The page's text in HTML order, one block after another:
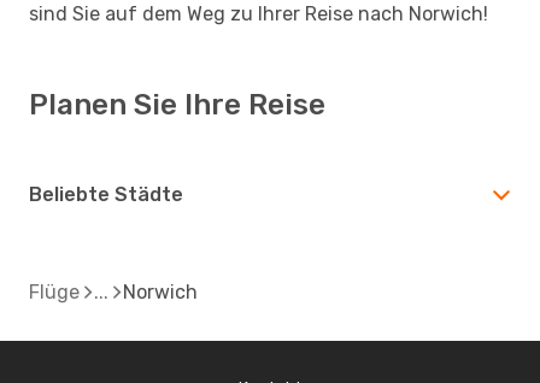
sind Sie auf dem Weg zu Ihrer Reise nach Norwich!
Planen Sie Ihre Reise
Beliebte Städte
Flüge Norwich